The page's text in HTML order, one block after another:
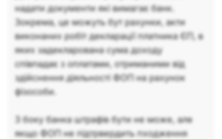
надати документи які вимагає банк.
Зокрема, це можуть бут рахунки, акти
виконаних робіт декларації платника ЄП, в
яких задекларована сума доходу
співпадає з оплатами, отриманими від
здійснення діяльності ФОП на рахунок
фізособи.
З боку банка штрафів бути не може, але
якщо ФОП не підтрвердить пходження